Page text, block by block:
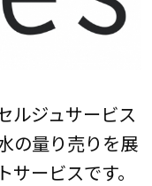
ルジュサービス
の量り売りを展
ービスです。